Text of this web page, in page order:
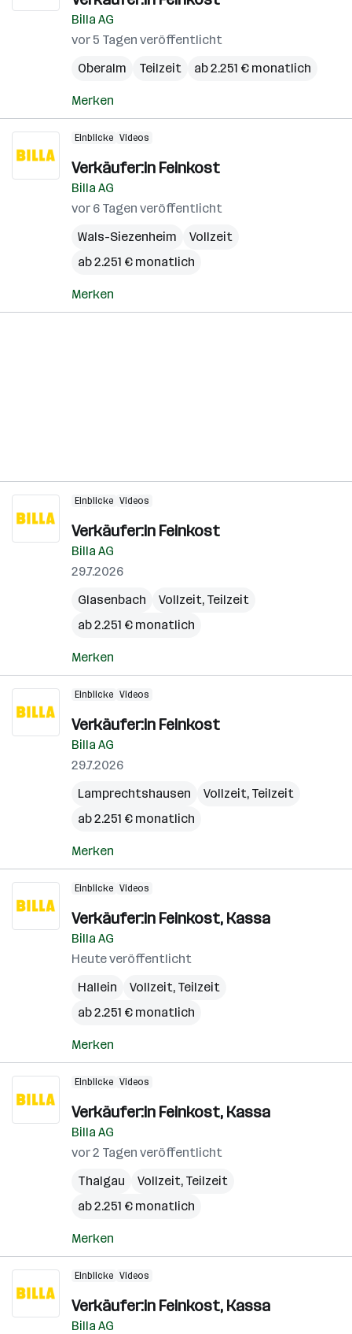
Billa AG
vor 5 Tagen veröffentlicht
Oberalm
Teilzeit ab 2.251 € monatlich
Merken
Einblicke Videos
Verkäufer:in Feinkost
Billa AG
vor 6 Tagen veröffentlicht
Wals-Siezenheim
Vollzeit
ab 2.251 € monatlich
Merken
Einblicke Videos
Verkäufer:in Feinkost
Billa AG
29.7.2026
Glasenbach
Vollzeit, Teilzeit
ab 2.251 € monatlich
Merken
Einblicke Videos
Verkäufer:in Feinkost
Billa AG
29.7.2026
Lamprechtshausen
Vollzeit, Teilzeit
ab 2.251 € monatlich
Merken
Einblicke Videos
Verkäufer:in Feinkost, Kassa
Billa AG
Heute veröffentlicht
Hallein
Vollzeit, Teilzeit
ab 2.251 € monatlich
Merken
Einblicke Videos
Verkäufer:in Feinkost, Kassa
Billa AG
vor 2 Tagen veröffentlicht
Thalgau
Vollzeit, Teilzeit
ab 2.251 € monatlich
Merken
Einblicke Videos
Verkäufer:in Feinkost, Kassa
Billa AG